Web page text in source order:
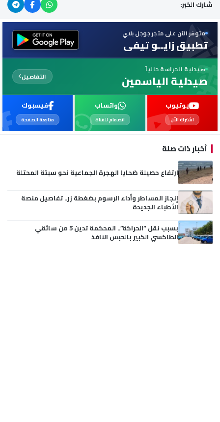
شارك الخبر:
متوفر الآن على متجر جوجل بلاي
تطبيق زايــو تيفي
صيدلية الحراسة حالياً
صيدلية الياسمين التفاصيل
يوتيوب
اشترك الآن
واتساب
انضمام للقناة
فيسبوك
متابعة الصفحة
أخبار ذات صلة
ارتفاع حصيلة ضحايا الهجرة الجماعية نحو سبتة المحتلة
إنجاز المساطر وأداء الرسوم بضغطة زر.. تفاصيل منصة
الأطباء الجديدة
بسبب نقل “الحراكة”.. المحكمة تدين 5 من سائقي
الطاكسي الكبير بالحبس النافذ